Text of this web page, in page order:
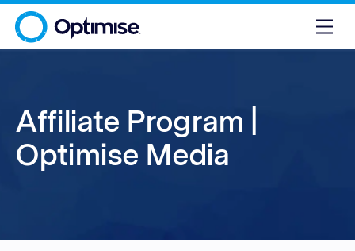
Affiliate Program |
Optimise Media